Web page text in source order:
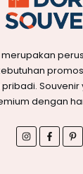
merupakan
dengan